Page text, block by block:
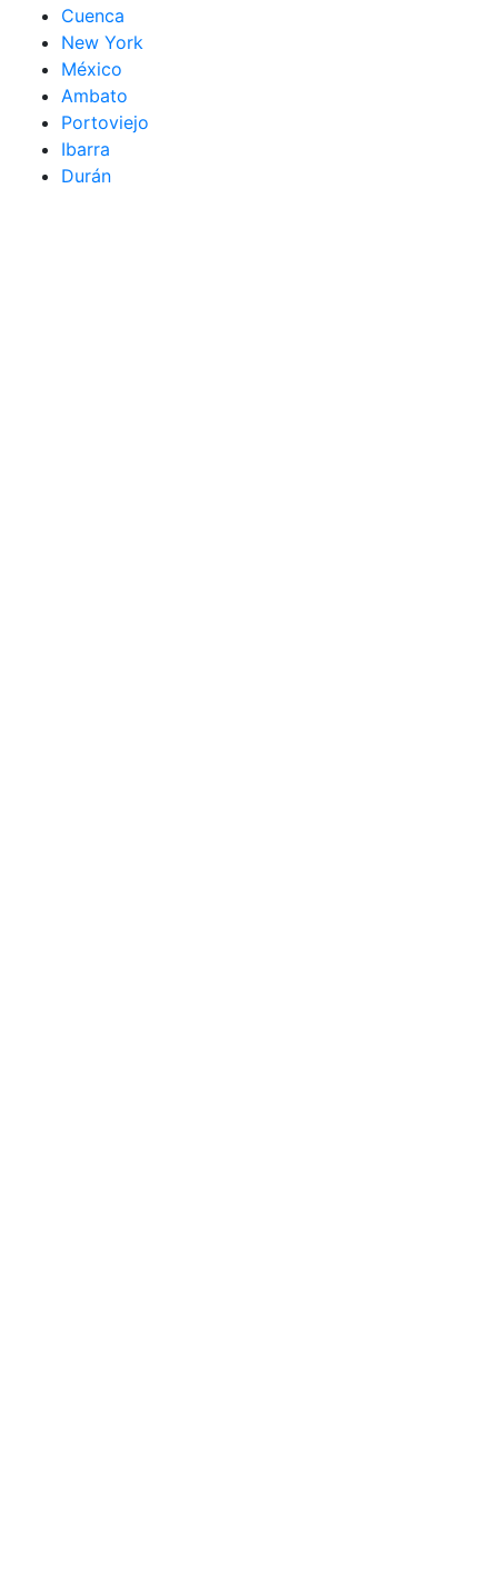
Cuenca
New York
México
Ambato
Portoviejo
Ibarra
Durán